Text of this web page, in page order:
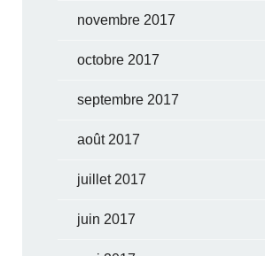
novembre 2017
octobre 2017
septembre 2017
août 2017
juillet 2017
juin 2017